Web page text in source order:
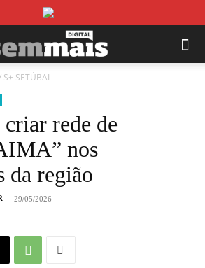
S+ SETÚBAL
rede de
nos
da região
- 29/05/2026